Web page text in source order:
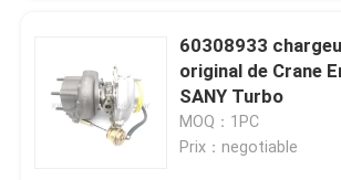
60308933
original de Crane
SANY Turbo
MOQ：1PC
Prix：negotiable